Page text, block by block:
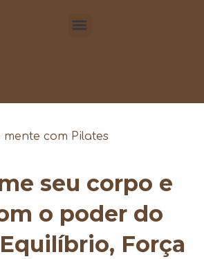
com Pilates
seu corpo e
o poder do
Força